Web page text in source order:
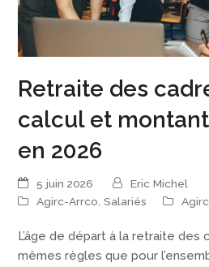
Retraite des
calcul et
en 2026
5 juin 2026
Eric Michel
Agirc-Arrco,Salariés
L’âge de départ à la retraite des
mêmes règles que pour